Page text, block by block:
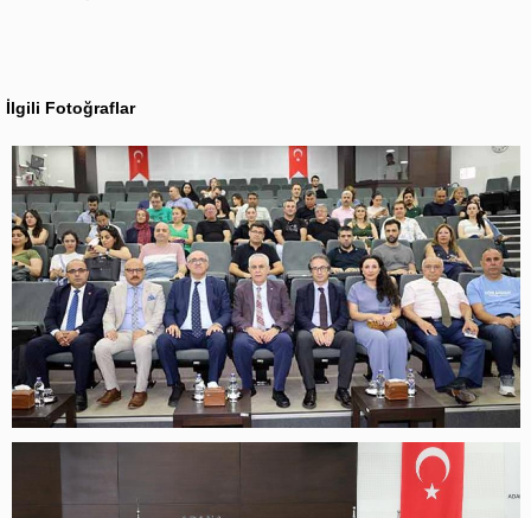
İlgili Fotoğraflar